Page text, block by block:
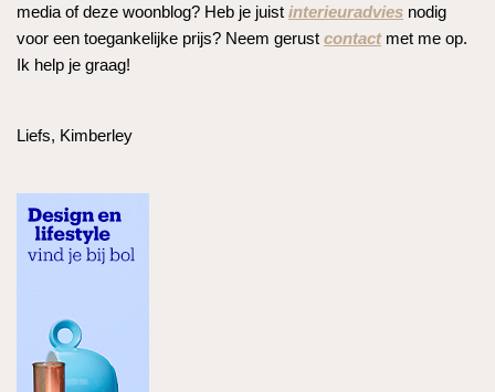
media of deze woonblog? Heb je juist interieuradvies nodig
voor een toegankelijke prijs? Neem gerust contactmet me op.
Ik help je graag!
Liefs, Kimberley